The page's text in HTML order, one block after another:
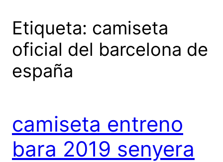
Etiqueta: camiseta
oficial del barcelona de
españa
camiseta entreno
bara 2019 senyera